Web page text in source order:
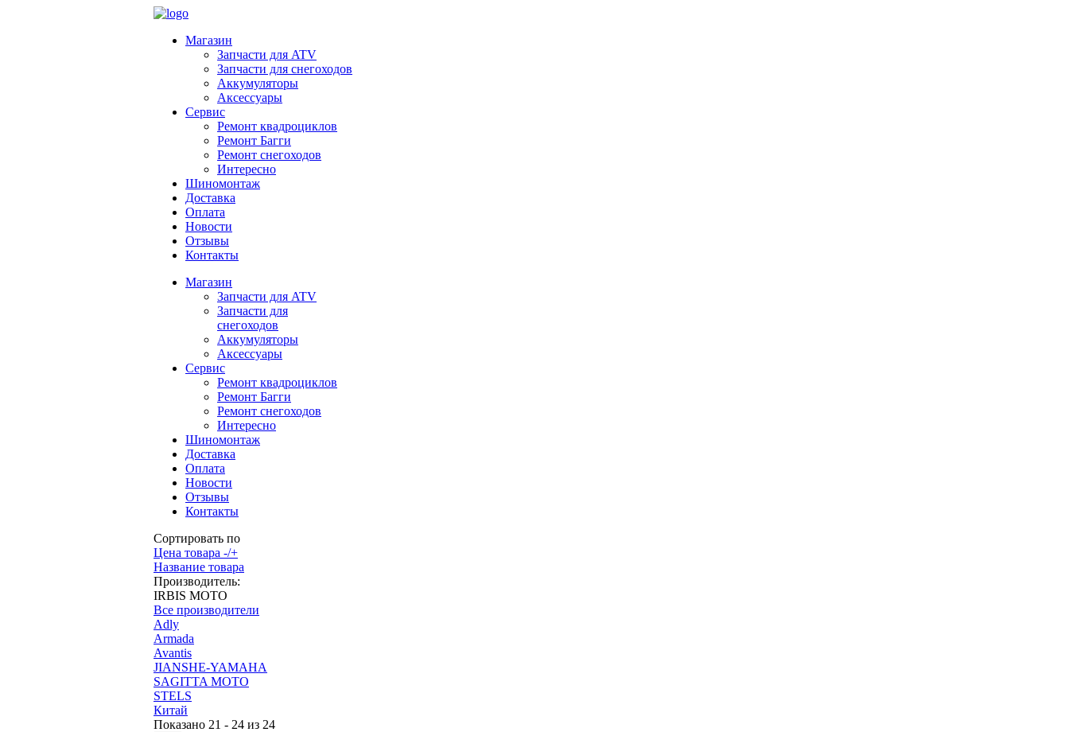
Магазин
Запчасти для ATV
Запчасти для снегоходов
Аккумуляторы
Аксессуары
Сервис
Ремонт квадроциклов
Ремонт Багги
Ремонт снегоходов
Интересно
Шиномонтаж
Доставка
Оплата
Новости
Отзывы
Контакты
Магазин
Запчасти для ATV
Запчасти для
снегоходов
Аккумуляторы
Аксессуары
Сервис
Ремонт квадроциклов
Ремонт Багги
Ремонт снегоходов
Интересно
Шиномонтаж
Доставка
Оплата
Новости
Отзывы
Контакты
Сортировать по
Цена товара -/+
Название товара
Производитель:
IRBIS MOTO
Все производители
Adly
Armada
Avantis
JIANSHE-YAMAHA
SAGITTA MOTO
STELS
Китай
Показано 21 - 24 из 24